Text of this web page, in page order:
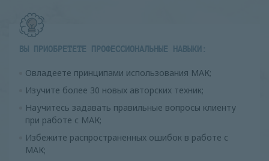
ВЫ ПРИОБРЕТЕТЕ ПРОФЕССИОНАЛЬНЫЕ НАВЫКИ:
Овладеете принципами использования МАК;
Изучите более 30 новых авторских техник;
Научитесь задавать правильные вопросы клиенту
при работе с МАК;
Избежите распространенных ошибок в работе с
МАК;